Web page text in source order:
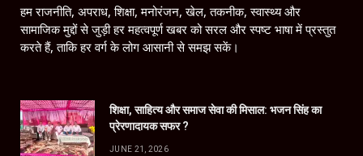
हम राजनीति, अपराध, शिक्षा, मनोरंजन, खेल, तकनीक, स्वास्थ्य और
सामाजिक मुद्दों से जुड़ी हर महत्वपूर्ण खबर को सरल और स्पष्ट भाषा में प्रस्तुत
करते हैं, ताकि हर वर्ग के लोग आसानी से समझ सकें।
शिक्षा, साहित्य और समाज सेवा की मिसाल: भजन सिंह का
प्रेरणादायक सफर ?
JUNE 21, 2026